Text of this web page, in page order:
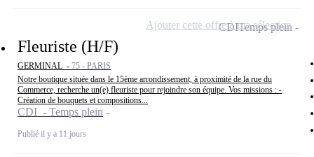
Fleuriste (H/F)
GERMINAL - 75 - PARIS
Notre boutique située dans le 15ème arrondissement, à proximité de la rue du
Commerce, recherche un(e) fleuriste pour rejoindre son équipe. Vos missions : -
Création de bouquets et compositions...
CDI - Temps plein
Publié il y a 11 jours
CDITemps plein
Ajouter cette offre à ma sélection